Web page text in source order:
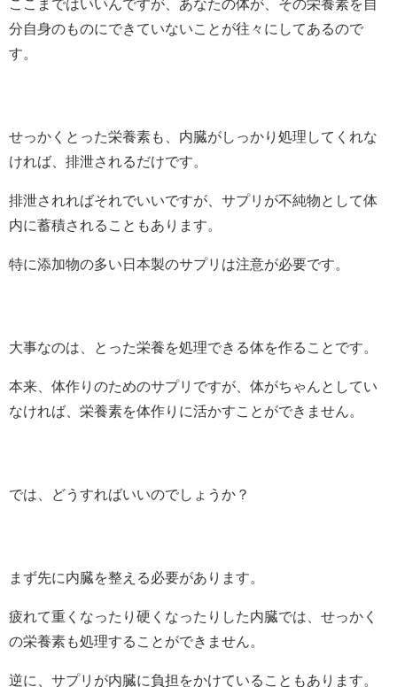
ここまではいいんですが、あなたの体が、その栄養素を自
分自身のものにできていないことが往々にしてあるので
す。
せっかくとった栄養素も、内臓がしっかり処理してくれな
ければ、排泄されるだけです。
排泄されればそれでいいですが、サプリが不純物として体
内に蓄積されることもあります。
特に添加物の多い日本製のサプリは注意が必要です。
大事なのは、とった栄養を処理できる体を作ることです。
本来、体作りのためのサプリですが、体がちゃんとしてい
なければ、栄養素を体作りに活かすことができません。
では、どうすればいいのでしょうか？
まず先に内臓を整える必要があります。
疲れて重くなったり硬くなったりした内臓では、せっかく
の栄養素も処理することができません。
逆に、サプリが内臓に負担をかけていることもあります。